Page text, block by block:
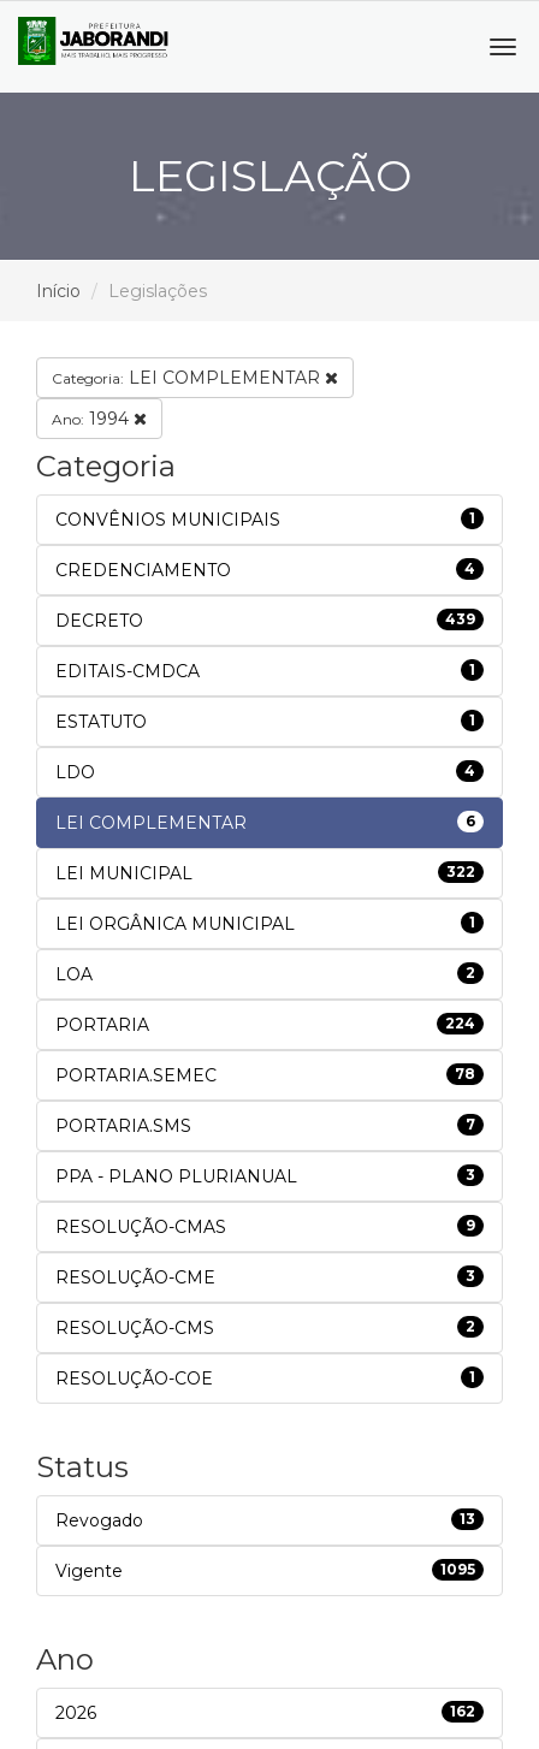
LEGISLAÇÃO
Início Legislações
Categoria: LEI COMPLEMENTAR
Ano: 1994
Categoria
CONVÊNIOS MUNICIPAIS 1
CREDENCIAMENTO 4
DECRETO 439
EDITAIS-CMDCA 1
ESTATUTO 1
LDO 4
LEI COMPLEMENTAR 6
LEI MUNICIPAL 322
LEI ORGÂNICA MUNICIPAL 1
LOA 2
PORTARIA 224
PORTARIA.SEMEC 78
PORTARIA.SMS 7
PPA - PLANO PLURIANUAL 3
RESOLUÇÃO-CMAS 9
RESOLUÇÃO-CME 3
RESOLUÇÃO-CMS 2
RESOLUÇÃO-COE 1
Status
Revogado 13
Vigente 1095
Ano
2026 162